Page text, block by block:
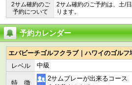
2サム確約のご
予約について
2サム確約のご予約は、土/
ります。
予約カレンダー
エバビーチゴルフクラブ｜ハワイのゴルフ
レベル
中級
特 徴
2サムプレーが出来るコース